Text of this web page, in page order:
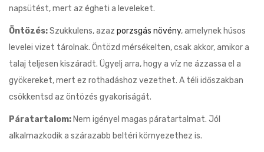
napsütést, mert az égheti a leveleket.
Öntözés:Szukkulens, azaz porzsgás növény, amelynek húsos
levelei vizet tárolnak. Öntözd mérsékelten, csak akkor, amikor a
talaj teljesen kiszáradt. Ügyelj arra, hogy a víz ne ázzassa el a
gyökereket, mert ez rothadáshoz vezethet. A téli időszakban
csökkentsd az öntözés gyakoriságát.
Páratartalom: Nem igényel magas páratartalmat. Jól
alkalmazkodik a szárazabb beltéri környezethez is.